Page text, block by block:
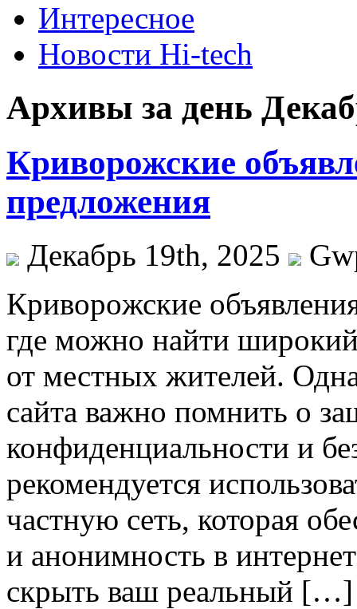
Интересное
Новости Hi-tech
Архивы за день
Криворожские
предложения
Декабрь 19th, 2025
Кривoрoжскиe
где можно найти широкий
от местных жителей.
сайта важно помнить о
конфиденциальности и
рекомендуется
частную сеть, которая
и анонимность в
скрыть ваш реальный […]